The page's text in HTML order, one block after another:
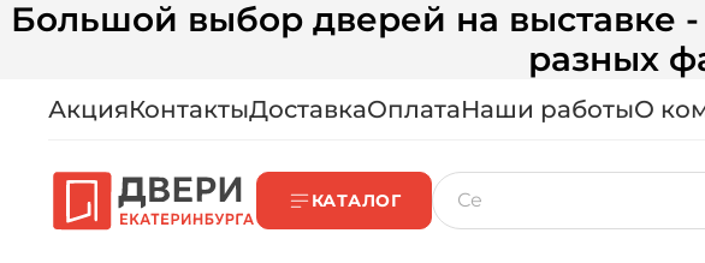
Большой выбор дверей на выставке
разных
АкцияКонтактыДоставкаОплатаНаши работыО
КАТАЛОГ